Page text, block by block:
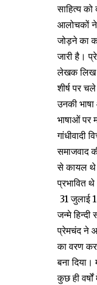
साहित्य
आलोचकों ने
जोड़ने का
जारी है।
लेखक लिख
शीर्ष पर
उनकी
भाषाओं पर
गांधीवादी
समाजवाद
से कायल थे
प्रभावित
31 जुलाई
जन्मे
प्रेमचंद ने
का वरण
बना
कुछ ही